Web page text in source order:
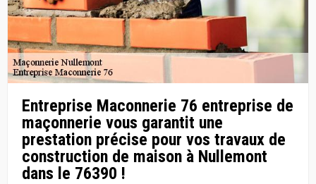
Entreprise Maconnerie 76 entreprise de
maçonnerie vous garantit une
prestation précise pour vos travaux de
construction de maison à Nullemont
dans le 76390 !